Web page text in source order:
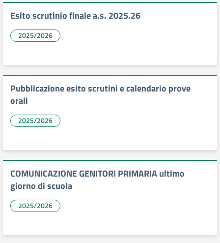
Esito scrutinio finale a.s. 2025.26
2025/2026
Pubblicazione esito scrutini e calendario prove
orali
2025/2026
COMUNICAZIONE GENITORI PRIMARIA ultimo
giorno di scuola
2025/2026